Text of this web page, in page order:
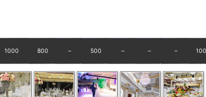
1000 800 – 500 – – –